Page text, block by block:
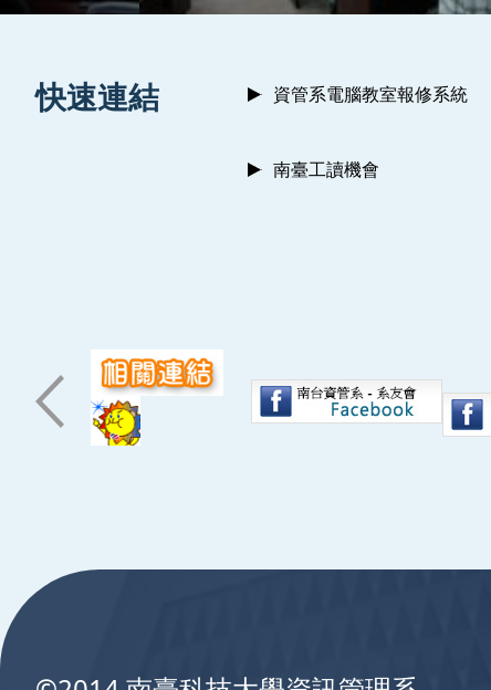
快速連結 資管系電腦教室報修系統
南臺工讀機會